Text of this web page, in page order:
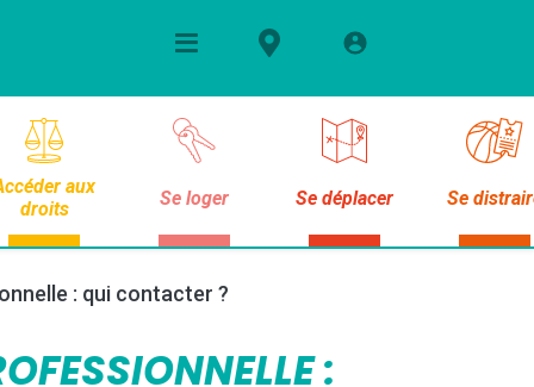
aux
droits
Se loger Se déplacer Se
: qui contacter ?
: